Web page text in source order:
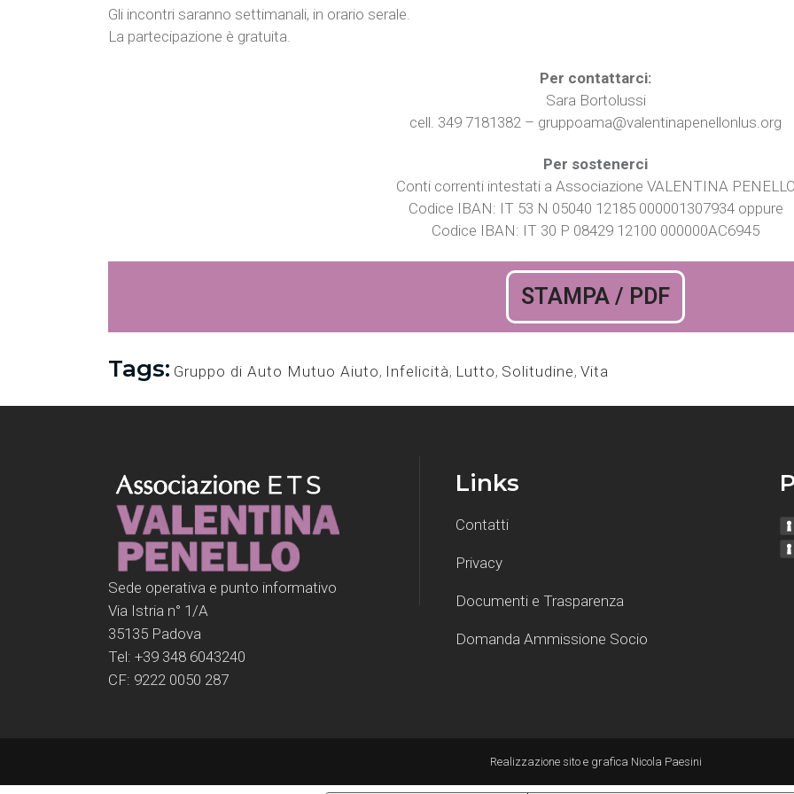
Gli incontri saranno settimanali, in orario serale.
La partecipazione è gratuita.
Per contattarci:
Sara Bortolussi
cell. 349 7181382 – gruppoama@valentinapenellonlus.org
Per sostenerci
Conti correnti intestati a Associazione VALENTINA
Codice IBAN: IT 53 N 05040 12185 000001307934 oppure
Codice IBAN: IT 30 P 08429 12100 000000AC6945
STAMPA / PDF
Tags: Gruppo di Auto Mutuo Aiuto, Infelicità, Lutto, Solitudine, Vita
Sede operativa e punto informativo
Via Istria n° 1/A
35135 Padova
Tel: +39 348 6043240
CF: 9222 0050 287
Links
Contatti
Privacy
Documenti e Trasparenza
Domanda Ammissione Socio
Realizzazione sito e grafica Nicola Paesini